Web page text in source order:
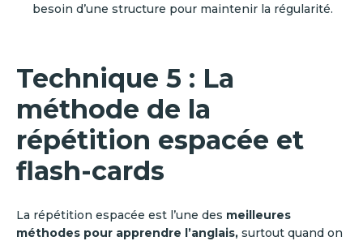
besoin d’une structure pour maintenir la régularité.
Technique 5 : La
méthode de la
répétition espacée et
flash-cards
La répétition espacée est l’une des meilleures
méthodes pour apprendre l’anglais, surtout quand on